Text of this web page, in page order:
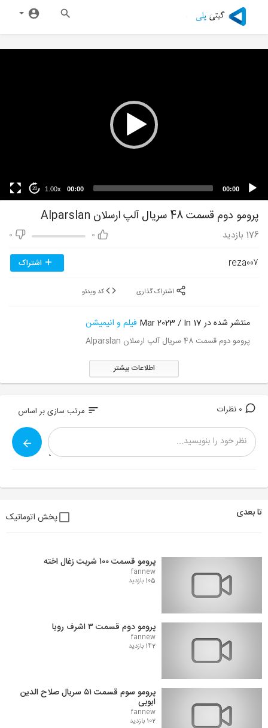
00:00
00:00
1.00x
20
پرومو دوم قسمت 48 سریال آلپ ارسلان Alparslan
0
0 176 بازدید
reza007 اشتراک
منتشر شده در 17 Mar 2023 / In فیلم و انیمیشن
پرومو دوم قسمت 48 سریال آلپ ارسلان Alparslan
اطلاعات بیشتر
sort مرتب سازی بر اساس
تا بعدی پخش اتوماتیک
پرومو قسمت ۱۰۰ شربت زغال اخته
fannew
105 بازدید
پرومو دوم قسمت ۳ اشرف رویا
fannew
142 بازدید
پرومو سوم قسمت ۵۱ سریال صلاح الدین
ایوبی
fannew
102 بازدید